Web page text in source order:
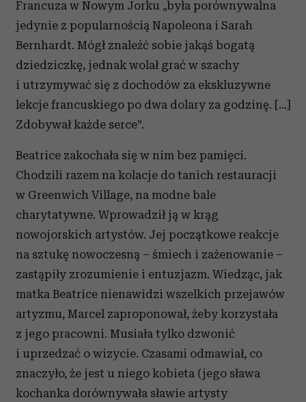
Francuza w Nowym Jorku „była porównywalna
jedynie z popularnością Napoleona i Sarah
Bernhardt. Mógł znaleźć sobie jakąś bogatą
dziedziczkę, jednak wolał grać w szachy
i utrzymywać się z dochodów za ekskluzywne
lekcje francuskiego po dwa dolary za godzinę. […]
Zdobywał każde serce”.
Beatrice zakochała się w nim bez pamięci.
Chodzili razem na kolacje do tanich restauracji
w Greenwich Village, na modne bale
charytatywne. Wprowadził ją w krąg
nowojorskich artystów. Jej początkowe reakcje
na sztukę nowoczesną – śmiech i zażenowanie –
zastąpiły zrozumienie i entuzjazm. Wiedząc, jak
matka Beatrice nienawidzi wszelkich przejawów
artyzmu, Marcel zaproponował, żeby korzystała
z jego pracowni. Musiała tylko dzwonić
i uprzedzać o wizycie. Czasami odmawiał, co
znaczyło, że jest u niego kobieta (jego sława
kochanka dorównywała sławie artysty